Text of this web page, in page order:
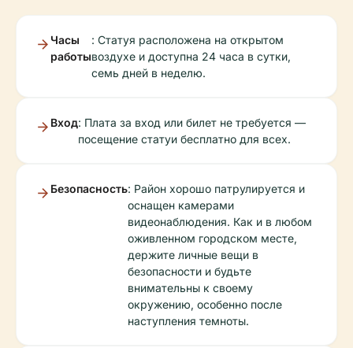
Часы
работы
: Статуя расположена на открытом
воздухе и доступна 24 часа в сутки,
семь дней в неделю.
Вход: Плата за вход или билет не требуется —
посещение статуи бесплатно для всех.
Безопасность: Район хорошо патрулируется и
оснащен камерами
видеонаблюдения. Как и в любом
оживленном городском месте,
держите личные вещи в
безопасности и будьте
внимательны к своему
окружению, особенно после
наступления темноты.